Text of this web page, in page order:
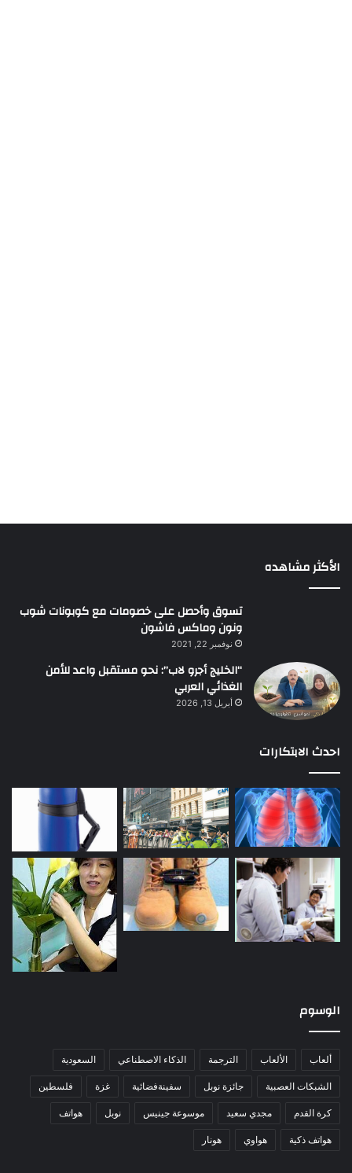
الأكثر مشاهده
تسوق وأحصل على خصومات مع كوبونات شوب
ونون وماكس فاشون
نوفمبر 22, 2021
“الخليج أجرو لاب”: نحو مستقبل واعد للأمن
الغذائي العربي
أبريل 13, 2026
احدث الابتكارات
الوسوم
ألعاب الألعاب الترجمة الذكاء الاصطناعي السعودية
الشبكات العصبية جائزة نوبل سفينةفضائية غزة فلسطين
كرة القدم مجدي سعيد موسوعة جينيس نوبل هواتف
هواتف ذكية هواوي هونار